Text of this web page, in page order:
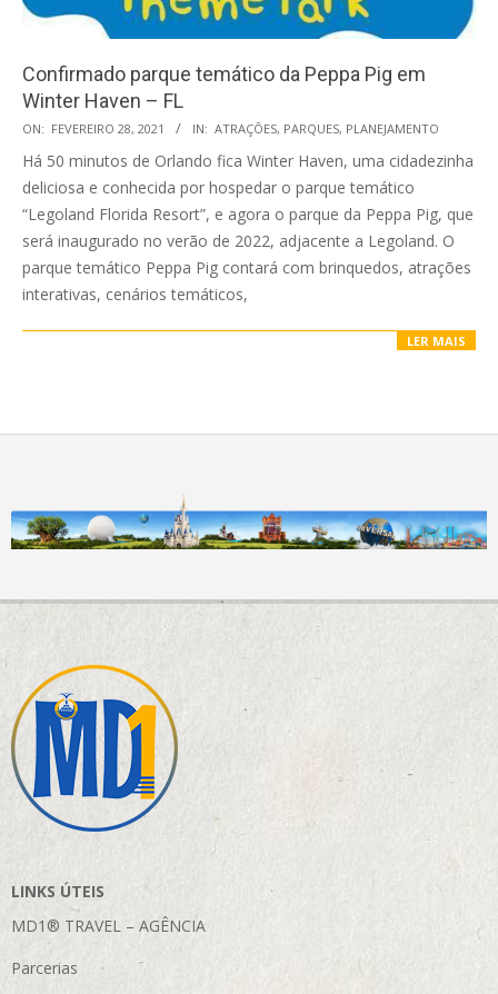
Confirmado parque temático da Peppa Pig em
Winter Haven – FL
2021-
02-
28
ON: FEVEREIRO 28, 2021 IN: ATRAÇÕES, PARQUES, PLANEJAMENTO
Há 50 minutos de Orlando fica Winter Haven, uma cidadezinha
deliciosa e conhecida por hospedar o parque temático
“Legoland Florida Resort”, e agora o parque da Peppa Pig, que
será inaugurado no verão de 2022, adjacente a Legoland. O
parque temático Peppa Pig contará com brinquedos, atrações
interativas, cenários temáticos,
LER MAIS
LINKS ÚTEIS
MD1® TRAVEL – AGÊNCIA
Parcerias